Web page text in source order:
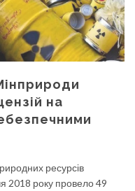
на
ресурсів
2018 року провело 49